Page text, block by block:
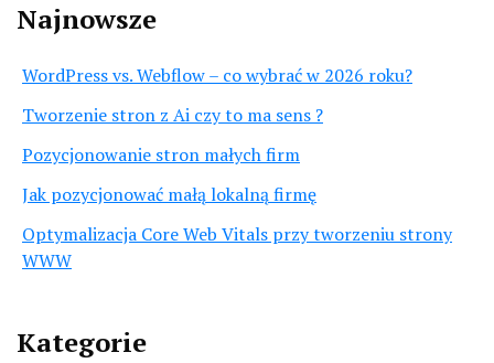
Najnowsze
WordPress vs. Webflow – co wybrać w 2026 roku?
Tworzenie stron z Ai czy to ma sens ?
Pozycjonowanie stron małych firm
Jak pozycjonować małą lokalną firmę
Optymalizacja Core Web Vitals przy tworzeniu strony
WWW
Kategorie